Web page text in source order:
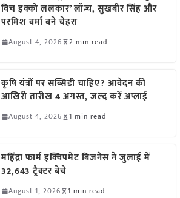
विच इक्को ललकार’ लॉन्च, सुखबीर सिंह और
परमिश वर्मा बने चेहरा
August 4, 2026 2 min read
कृषि यंत्रों पर सब्सिडी चाहिए? आवेदन की
आखिरी तारीख 4 अगस्त, जल्द करें अप्लाई
August 4, 2026 1 min read
महिंद्रा फार्म इक्विपमेंट बिजनेस ने जुलाई में
32,643 ट्रैक्टर बेचे
August 1, 2026 1 min read